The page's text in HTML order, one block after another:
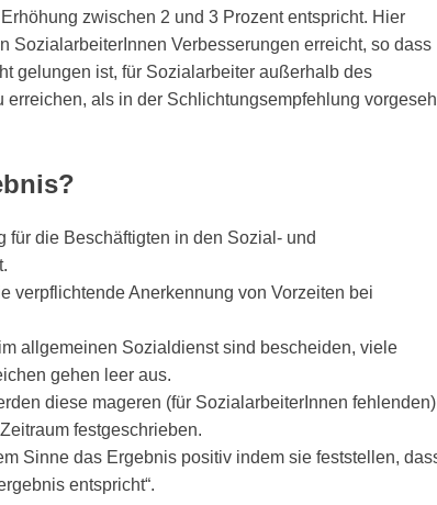
zwischen 2 und 3 Prozent entspricht. Hier
SozialarbeiterInnen Verbesserungen erreicht, so dass
gelungen ist, für Sozialarbeiter außerhalb des
als in der Schlichtungsempfehlung
für die Beschäftigten in den Sozial- und
verpflichtende Anerkennung von Vorzeiten bei
allgemeinen Sozialdienst sind bescheiden, viele
gehen leer aus.
diese mageren (für SozialarbeiterInnen fehlenden)
festgeschrieben.
Sinne das Ergebnis positiv indem sie feststellen,
entspricht“.